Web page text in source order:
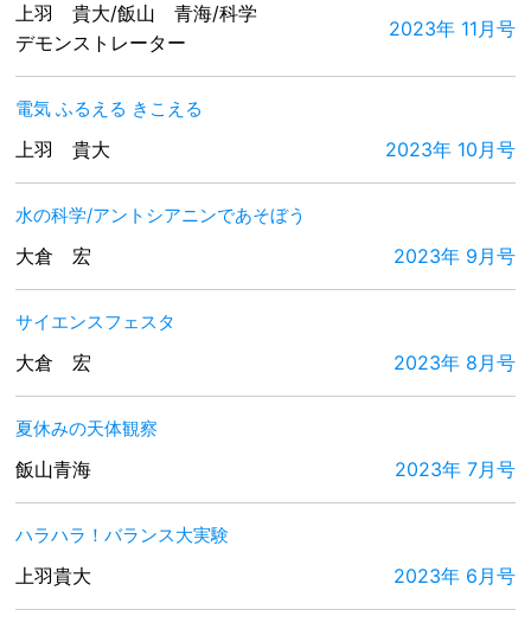
上羽 貴大/飯山 青海/科学
デモンストレーター
2023年 11月号
電気 ふるえる きこえる
上羽 貴大 2023年 10月号
水の科学/アントシアニンであそぼう
大倉 宏 2023年 9月号
サイエンスフェスタ
大倉 宏 2023年 8月号
夏休みの天体観察
飯山青海 2023年 7月号
ハラハラ！バランス大実験
上羽貴大 2023年 6月号